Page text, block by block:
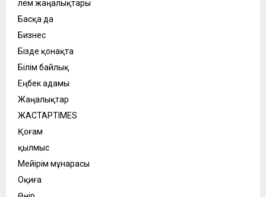
Әлем жаңалықтары
Басқа да
Бизнес
Бізде қонақта
Білім байлық
Еңбек адамы
Жаңалықтар
ЖАСТАРTIMES
Қоғам
қылмыс
Мейірім мұнарасы
Оқиға